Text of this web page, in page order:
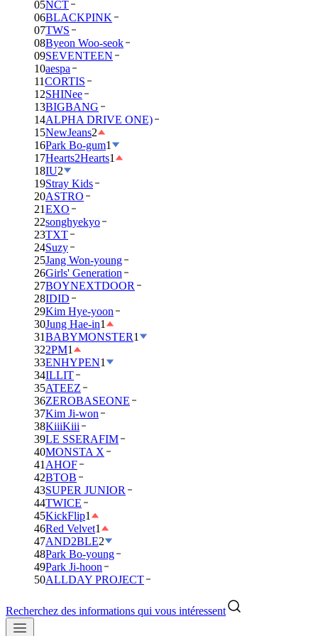
05NCT
06BLACKPINK
07TWS
08Byeon Woo-seok
09SEVENTEEN
10aespa
11CORTIS
12SHINee
13BIGBANG
14ALPHA DRIVE ONE)
15NewJeans2
16Park Bo-gum1
17Hearts2Hearts1
18IU2
19Stray Kids
20ASTRO
21EXO
22songhyekyo
23TXT
24Suzy
25Jang Won-young
26Girls' Generation
27BOYNEXTDOOR
28IDID
29Kim Hye-yoon
30Jung Hae-in1
31BABYMONSTER1
322PM1
33ENHYPEN1
34ILLIT
35ATEEZ
36ZEROBASEONE
37Kim Ji-won
38KiiiKiii
39LE SSERAFIM
40MONSTA X
41 AHOF
42BTOB
43SUPER JUNIOR
44TWICE
45KickFlip1
46Red Velvet1
47AND2BLE2
48Park Bo-young
49Park Ji-hoon
50ALLDAY PROJECT
Recherchez des informations qui vous intéressent